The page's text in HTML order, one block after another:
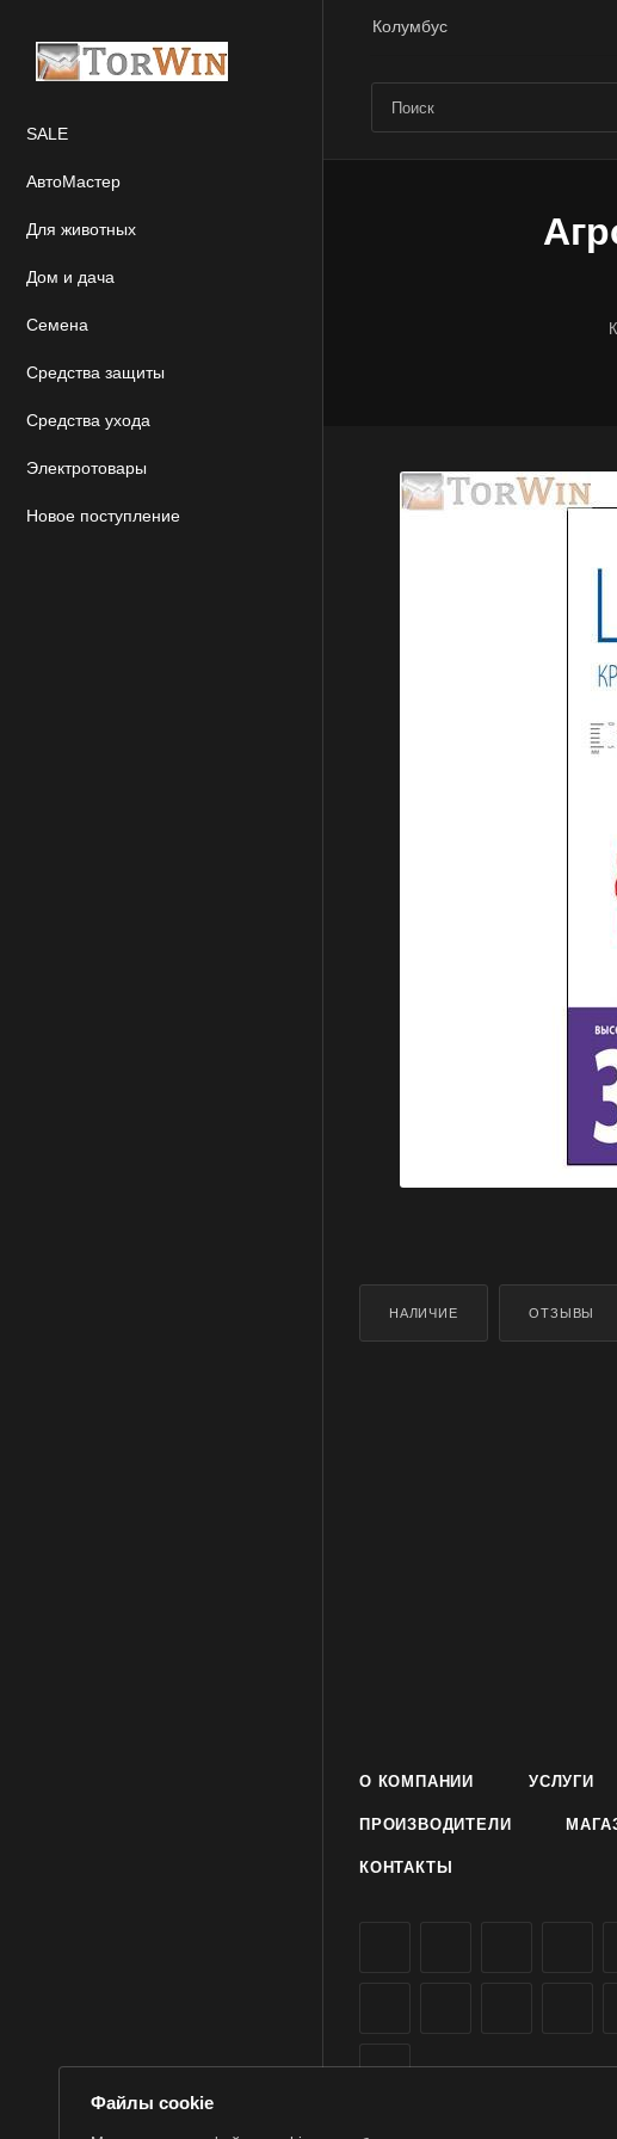
Колумбус
SALE
АвтоМастер
Для животных
Дом и дача
Семена
Средства защиты
Средства ухода
Электротовары
Новое поступление
НАЛИЧИЕ ОТЗЫВЫ
О КОМПАНИИ УСЛУГИ
ПРОИЗВОДИТЕЛИ
КОНТАКТЫ
Файлы cookie